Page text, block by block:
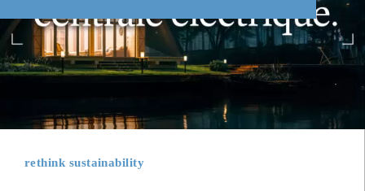
rethink sustainability